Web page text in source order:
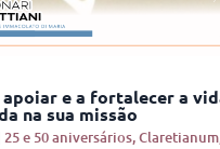
apoiar e a fortalecer a
na sua missão
25 e 50 aniversários,Claretianum